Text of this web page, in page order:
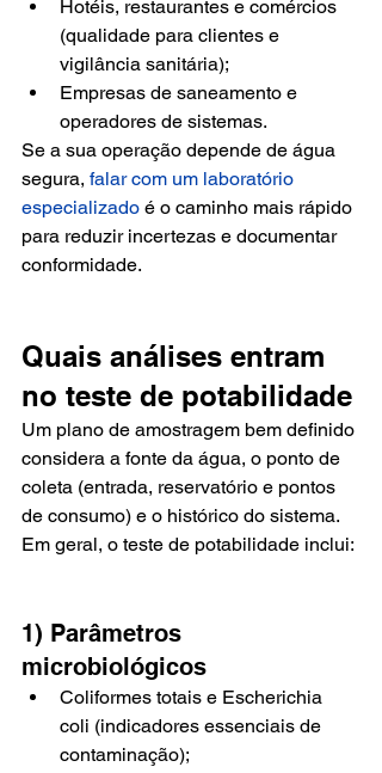
Hotéis, restaurantes e comércios
(qualidade para clientes e
vigilância sanitária);
Empresas de saneamento e
operadores de sistemas.
Se a sua operação depende de água
segura, falar com um laboratório
especializado é o caminho mais rápido
para reduzir incertezas e documentar
conformidade.
Quais análises entram
no teste de potabilidade
Um plano de amostragem bem definido
considera a fonte da água, o ponto de
coleta (entrada, reservatório e pontos
de consumo) e o histórico do sistema.
Em geral, o teste de potabilidade inclui:
1) Parâmetros
microbiológicos
Coliformes totais e Escherichia
coli (indicadores essenciais de
contaminação);